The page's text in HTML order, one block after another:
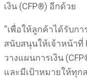
เงิน (CFP®) อีกด้วย
“เพื่อให้ลูกค้าได้รับก
สนับสนุนให้เจ้าหน้าที่
วางแผนการเงิน
และมีเป้าหมายให้ทุ